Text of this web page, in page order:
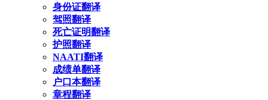
身份证翻译
驾照翻译
死亡证明翻译
护照翻译
NAATI翻译
成绩单翻译
户口本翻译
章程翻译